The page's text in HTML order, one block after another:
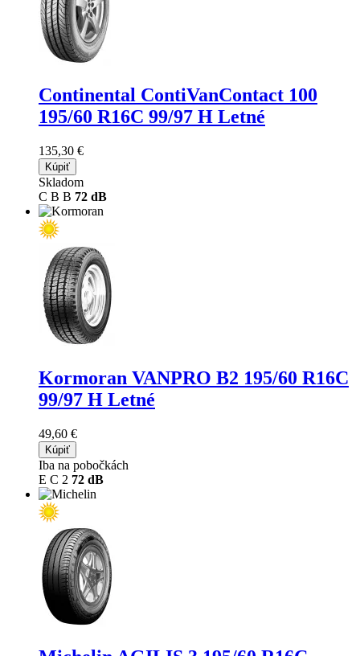
Continental ContiVanContact 100
195/60 R16C 99/97 H Letné
135,30 €
Kúpiť
Skladom
C B B 72 dB
Kormoran VANPRO B2 195/60 R16C
99/97 H Letné
49,60 €
Kúpiť
Iba na pobočkách
E C 2 72 dB